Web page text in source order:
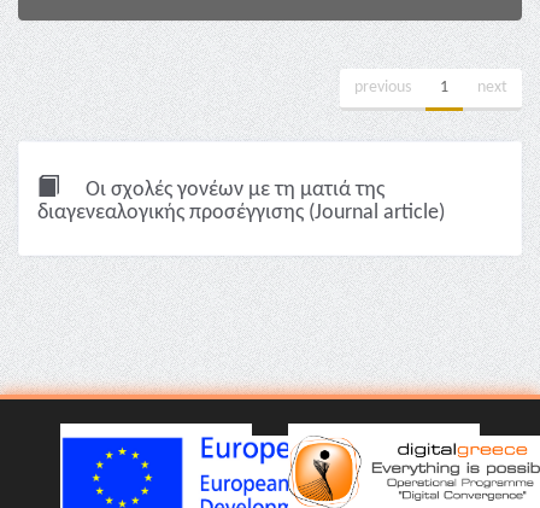
previous 1 next
Οι σχολές γονέων με τη ματιά της
διαγενεαλογικής προσέγγισης (Journal article)